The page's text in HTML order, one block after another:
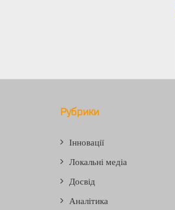
Рубрики
Інновації
Локальні медіа
Досвід
Аналітика